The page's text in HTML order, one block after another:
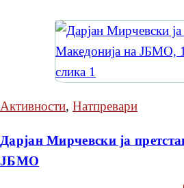
Активности, Натпревари
Дарјан Мирчевски ја
ЈБМО